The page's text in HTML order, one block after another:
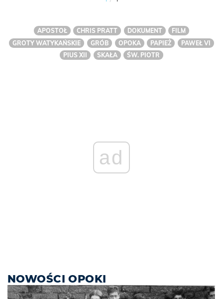
APOSTOŁ CHRIS PRATT DOKUMENT
FILM
GROTY WATYKAŃSKIE
GRÓB OPOKA PAPIEŻ
PAWEŁ VI
PIUS XII
SKAŁA ŚW. PIOTR
ad
NOWOŚCI OPOKI